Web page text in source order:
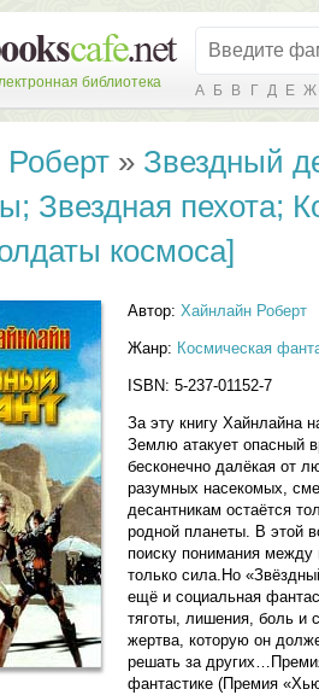
библиотека А Б В Г Д Е Ж
» Звездный
Звездная пехота;
космоса]
Автор: Хайнлайн Роберт
Жанр: Космическая
ISBN: 5-237-01152-7
За эту книгу Хайнлайна
Землю атакует опасный
бесконечно далёкая от
разумных насекомых,
десантникам остаётся
родной планеты. В этой
поиску понимания
только сила.Но
ещё и социальная
тяготы, лишения, боль и
жертва, которую он
решать за
фантастике (Премия